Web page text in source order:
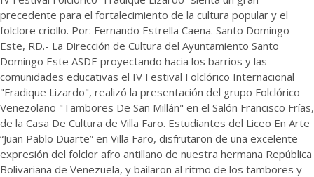
precedente para el fortalecimiento de la cultura popular y el
folclore criollo. Por: Fernando Estrella Caena. Santo Domingo
Este, RD.- La Dirección de Cultura del Ayuntamiento Santo
Domingo Este ASDE proyectando hacia los barrios y las
comunidades educativas el IV Festival Folclórico Internacional
"Fradique Lizardo", realizó la presentación del grupo Folclórico
Venezolano "Tambores De San Millán" en el Salón Francisco Frías,
de la Casa De Cultura de Villa Faro. Estudiantes del Liceo En Arte
“Juan Pablo Duarte” en Villa Faro, disfrutaron de una excelente
expresión del folclor afro antillano de nuestra hermana República
Bolivariana de Venezuela, y bailaron al ritmo de los tambores y